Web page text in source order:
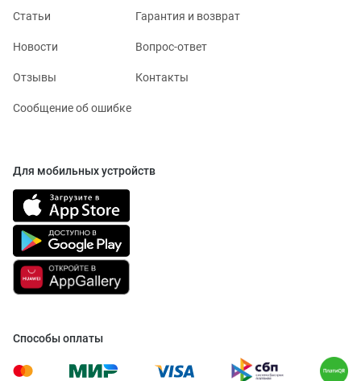
Статьи Гарантия и возврат
Новости Вопрос-ответ
Отзывы Контакты
Сообщение об ошибке
Для мобильных устройств
Способы оплаты